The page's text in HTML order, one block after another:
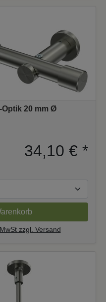
20 mm Ø
34,10 € *
MwSt zzgl. Versand